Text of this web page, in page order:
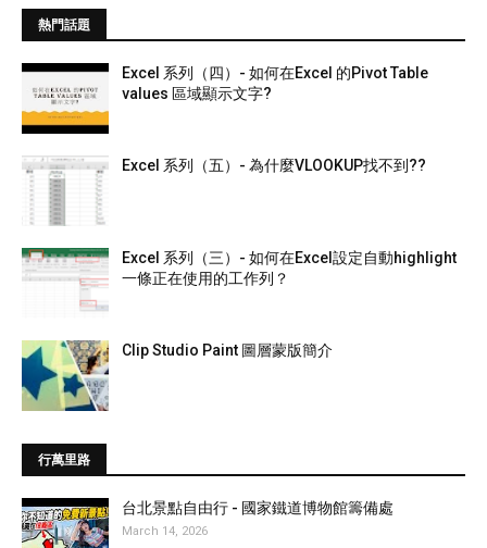
熱門話題
Excel 系列（四）- 如何在Excel 的Pivot Table
values 區域顯示文字?
Excel 系列（五）- 為什麼VLOOKUP找不到??
Excel 系列（三）- 如何在Excel設定自動highlight
一條正在使用的工作列？
Clip Studio Paint 圖層蒙版簡介
行萬里路
台北景點自由行 - 國家鐵道博物館籌備處
March 14, 2026